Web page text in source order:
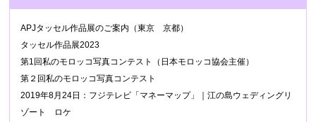
APJタッセル作品展のご案内（東京 京都）
タッセル作品展2023
第1回私のモロッコ写真コンテスト（日本モロッコ協会主催）
第２回私のモロッコ写真コンテスト
2019年8月24日：フジテレビ「マネーマップ」｜江の島ウェディングリ
ゾート ロケ